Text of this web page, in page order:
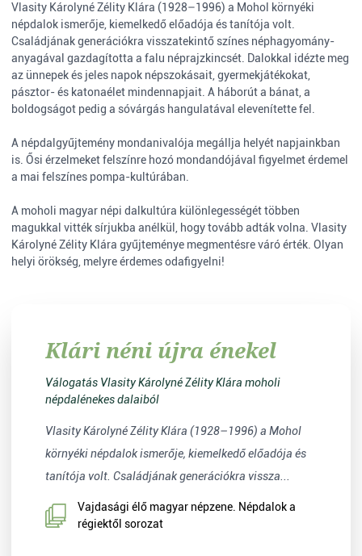
Vlasity Károlyné Zélity Klára (1928–1996) a Mohol környéki
népdalok ismerője, kiemelkedő előadója és tanítója volt.
Családjának generációkra visszatekintő színes néphagyomány-
anyagával gazdagította a falu néprajzkincsét. Dalokkal idézte meg
az ünnepek és jeles napok népszokásait, gyermekjátékokat,
pásztor- és katonaélet mindennapjait. A háborút a bánat, a
boldogságot pedig a sóvárgás hangulatával elevenítette fel.
A népdalgyűjtemény mondanivalója megállja helyét napjainkban
is. Ősi érzelmeket felszínre hozó mondandójával figyelmet érdemel
a mai felszínes pompa-kultúrában.
A moholi magyar népi dalkultúra különlegességét többen
magukkal vitték sírjukba anélkül, hogy tovább adták volna. Vlasity
Károlyné Zélity Klára gyűjteménye megmentésre váró érték. Olyan
helyi örökség, melyre érdemes odafigyelni!
Klári néni újra énekel
Válogatás Vlasity Károlyné Zélity Klára moholi
népdalénekes dalaiból
Vlasity Károlyné Zélity Klára (1928–1996) a Mohol
környéki népdalok ismerője, kiemelkedő előadója és
tanítója volt. Családjának generációkra vissza...
Vajdasági élő magyar népzene. Népdalok a
régiektől sorozat